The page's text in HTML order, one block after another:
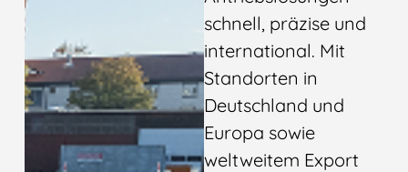
schnell, präzise und
international. Mit
Standorten in
Deutschland und
Europa sowie
weltweitem Export